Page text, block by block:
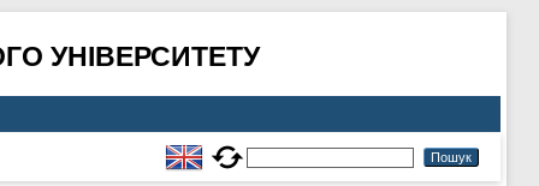
УНІВЕРСИТЕТУ